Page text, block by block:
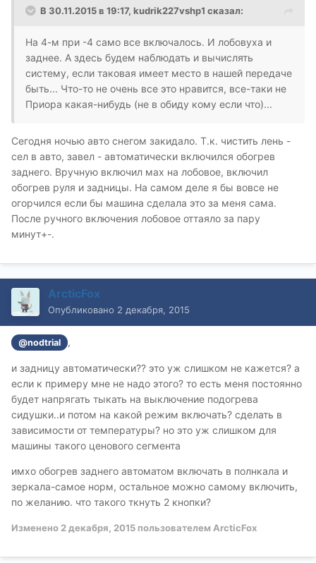
В 30.11.2015 в 19:17, kudrik227vshp1 сказал:
На 4-м при -4 само все включалось. И лобовуха и
заднее. А здесь будем наблюдать и вычислять
систему, если таковая имеет место в нашей передаче
быть... Что-то не очень все это нравится, все-таки не
Приора какая-нибудь (не в обиду кому если что)...
Сегодня ночью авто снегом закидало. Т.к. чистить лень -
сел в авто, завел - автоматически включился обогрев
заднего. Вручную включил мах на лобовое, включил
обогрев руля и задницы. На самом деле я бы вовсе не
огорчился если бы машина сделала это за меня сама.
После ручного включения лобовое оттаяло за пару
минут+-.
ArcticFox
Опубликовано 2 декабря, 2015
@nodtrial ,
и задницу автоматически?? это уж слишком не кажется? а
если к примеру мне не надо этого? то есть меня постоянно
будет напрягать тыкать на выключение подогрева
сидушки..и потом на какой режим включать? сделать в
зависимости от температуры? но это уж слишком для
машины такого ценового сегмента
имхо обогрев заднего автоматом включать в полнкала и
зеркала-самое норм, остальное можно самому включить,
по желанию. что такого ткнуть 2 кнопки?
Изменено 2 декабря, 2015 пользователем ArcticFox